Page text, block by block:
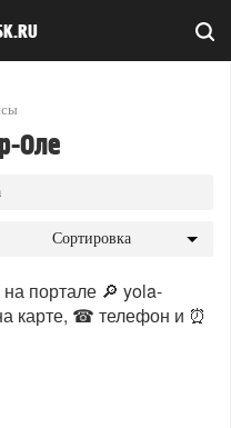
Оле
Сортировка
портале 🔎 yola-
карте, ☎ телефон и ⏰